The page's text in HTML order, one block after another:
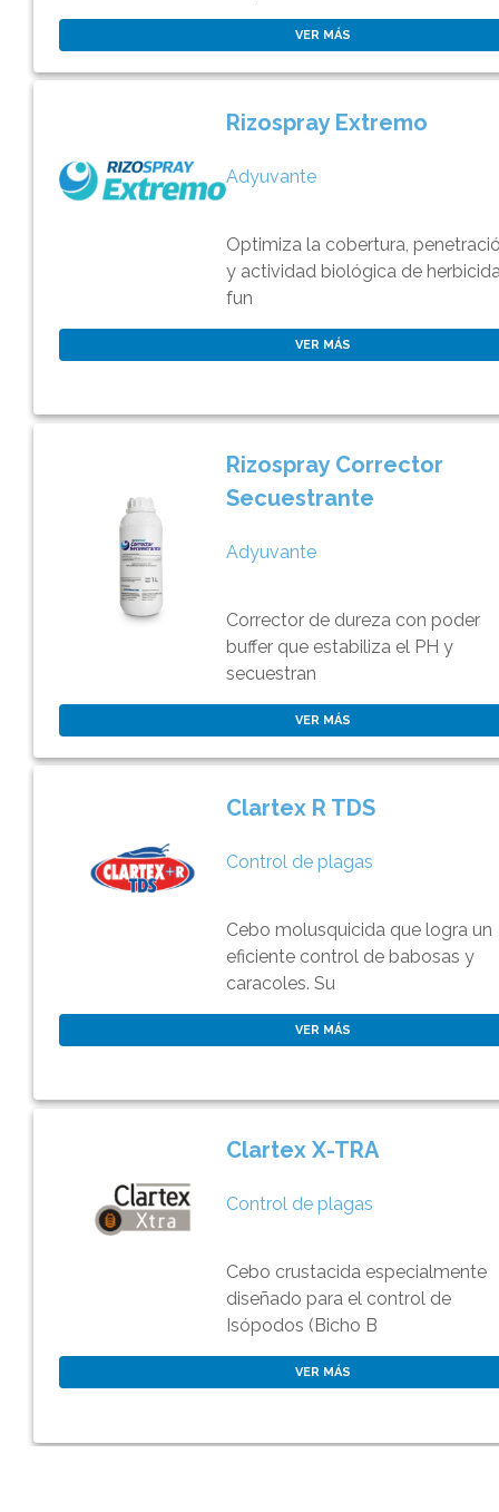
VER MÁS
Rizospray Extremo
Adyuvante
Optimiza la cobertura,
y actividad biológica de
fun
VER MÁS
Rizospray Corrector
Secuestrante
Adyuvante
Corrector de dureza con poder
buffer que estabiliza el PH y
secuestran
VER MÁS
Clartex R TDS
Control de plagas
Cebo molusquicida que logra un
eficiente control de babosas y
caracoles. Su
VER MÁS
Clartex X-TRA
Control de plagas
Cebo crustacida especialmente
diseñado para el control de
Isópodos (Bicho B
VER MÁS